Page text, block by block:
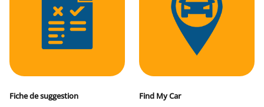
Fiche de suggestion Find My Car